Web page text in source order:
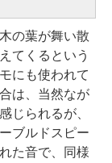
の葉が舞い散
てくるという
にも使われて
は、当然なが
じられるが、
ブルドスピー
た音で、同様